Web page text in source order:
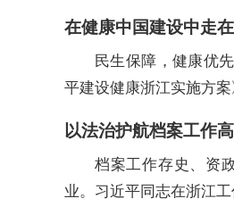
在健康中国建设中走
民生保障，健康优
平建设健康浙江实施方
以法治护航档案工作
档案工作存史、资
业。习近平同志在浙江